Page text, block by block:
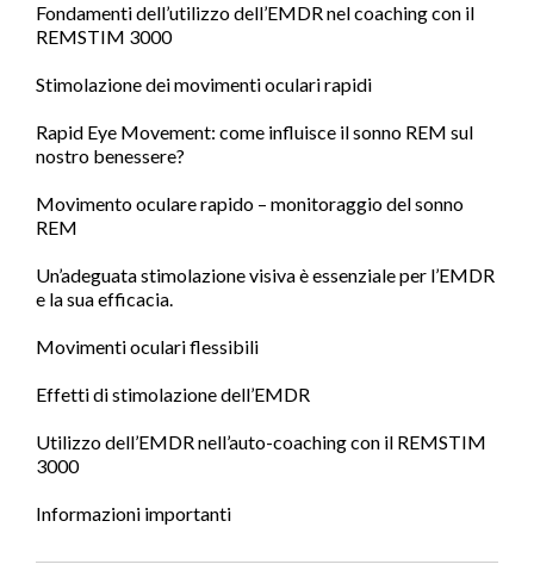
Fondamenti dell’utilizzo dell’EMDR nel coaching con il
REMSTIM 3000
Stimolazione dei movimenti oculari rapidi
Rapid Eye Movement: come influisce il sonno REM sul
nostro benessere?
Movimento oculare rapido – monitoraggio del sonno
REM
Un’adeguata stimolazione visiva è essenziale per l’EMDR
e la sua efficacia.
Movimenti oculari flessibili
Effetti di stimolazione dell’EMDR
Utilizzo dell’EMDR nell’auto-coaching con il REMSTIM
3000
Informazioni importanti